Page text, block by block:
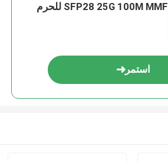
SFP28 25G 100M MMF للحرم
استمر